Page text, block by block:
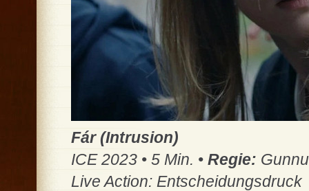
Fár (Intrusion)
ICE 2023 • 5 Min. • Regie:
Live Action: Entscheidungsdruck